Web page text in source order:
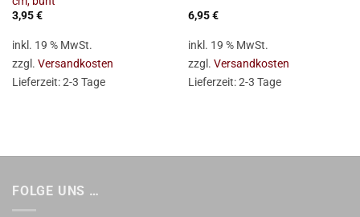
3,95€
inkl. 19 % MwSt.
zzgl. Versandkosten
Lieferzeit:2-3 Tage
6,95€
inkl. 19 % MwSt.
zzgl. Versandkosten
Lieferzeit:2-3 Tage
FOLGE UNS …